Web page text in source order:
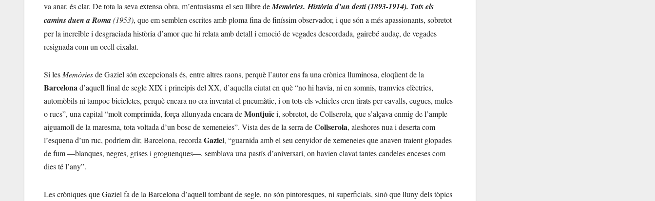
va anar, és clar. De tota la seva extensa obra, m’entusiasma el seu llibre deMemòries.Història d’un destí (1893-1914). Tots els
camins duen a Roma(1953), que em semblen escrites amb ploma fina de finíssim observador, i que són a més apassionants, sobretot
per la increïble i desgraciada història d’amor que hi relata amb detall i emoció de vegades descordada, gairebé audaç, de vegades
resignada com un ocell eixalat.
Si les Memòriesde Gaziel són excepcionals és, entre altres raons, perquè l’autor ens fa una crònica lluminosa, eloqüent de la
Barcelonad’aquell final de segle XIX i principis del XX, d’aquella ciutat en què “no hi havia, ni en somnis, tramvies elèctrics,
automòbils ni tampoc bicicletes, perquè encara no era inventat el pneumàtic, i on tots els vehicles eren tirats per cavalls, eugues, mules
o rucs”, una capital “molt comprimida, força allunyada encara deMontjuïci, sobretot, de Collserola, que s’alçava enmig de l’ample
aiguamoll de la maresma, tota voltada d’un bosc de xemeneies”. Vista des de la serra deCollserola, aleshores nua i deserta com
l’esquena d’un ruc, podríem dir, Barcelona, recorda Gaziel, “guarnida amb el seu cenyidor de xemeneies que anaven traient glopades
de fum —blanques, negres, grises i groguenques—, semblava una pastís d’aniversari, on havien clavat tantes candeles enceses com
dies té l’any”.
Les cròniques que Gaziel fa de la Barcelona d’aquell tombant de segle, no són pintoresques, ni superficials, sinó que lluny dels tòpics